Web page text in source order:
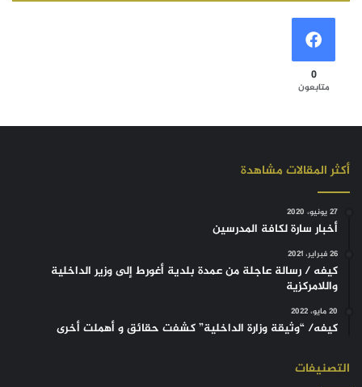
0
متابعون
أكثر المقالات مشاهدة
27 يونيو، 2020
أخبار سارة لكافة المدرسين
26 فبراير، 2021
كيفه / رسالة عاجلة من عمدة بلدية أغورط إلى وزير الداخلية
واللامركزية
20 مايو، 2022
كيفه/ “وثيقة وزارة الداخلية” كشفت حقائق و أهملت أخرى
التصنيفات